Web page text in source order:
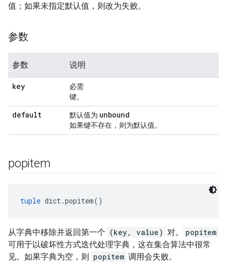
值；如果未指定默认值，则改为失败。
参数
参数 说明
key
必需
键。
default 默认值为 unbound
如果键不存在，则为默认值。
popitem
tuple dict.popitem()
从字典中移除并返回第一个 (key, value) 对。
popitem
可用于以破坏性方式迭代处理字典，这在集合算法中很常
见。如果字典为空，则 popitem 调用会失败。